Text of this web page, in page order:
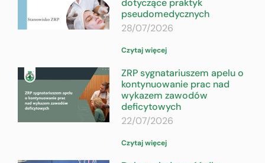
dotyczące praktyk
pseudomedycznych
28/07/2026
Czytaj więcej
ZRP sygnatariuszem apelu o
kontynuowanie prac nad
wykazem zawodów
deficytowych
22/07/2026
Czytaj więcej